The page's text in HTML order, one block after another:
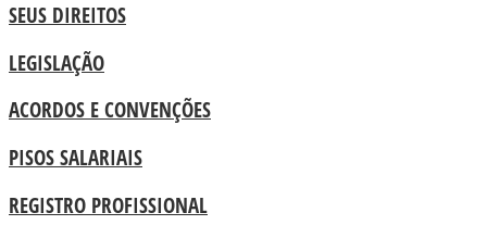
SEUS DIREITOS
LEGISLAÇÃO
ACORDOS E CONVENÇÕES
PISOS SALARIAIS
REGISTRO PROFISSIONAL